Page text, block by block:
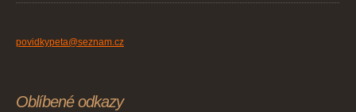
povidkypeta@seznam.cz
Oblíbené odkazy